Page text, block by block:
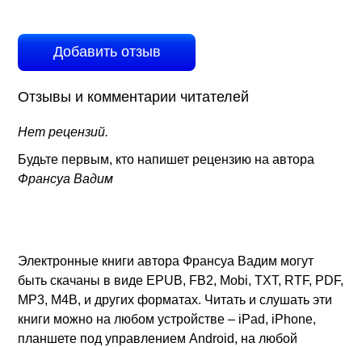
Добавить отзыв
Отзывы и комментарии читателей
Нет рецензий.
Будьте первым, кто напишет рецензию на автора
Франсуа Вадим
Электронные книги автора Франсуа Вадим могут
быть скачаны в виде EPUB, FB2, Mobi, TXT, RTF, PDF,
MP3, M4B, и других форматах. Читать и слушать эти
книги можно на любом устройстве – iPad, iPhone,
планшете под управлением Android, на любой